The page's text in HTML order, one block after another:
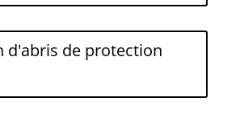
d'abris de protection